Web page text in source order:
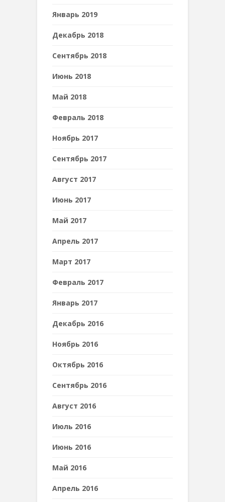
Январь 2019
Декабрь 2018
Сентябрь 2018
Июнь 2018
Май 2018
Февраль 2018
Ноябрь 2017
Сентябрь 2017
Август 2017
Июнь 2017
Май 2017
Апрель 2017
Март 2017
Февраль 2017
Январь 2017
Декабрь 2016
Ноябрь 2016
Октябрь 2016
Сентябрь 2016
Август 2016
Июль 2016
Июнь 2016
Май 2016
Апрель 2016